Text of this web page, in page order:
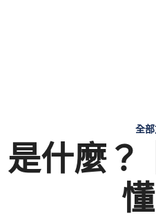
全
什麼？